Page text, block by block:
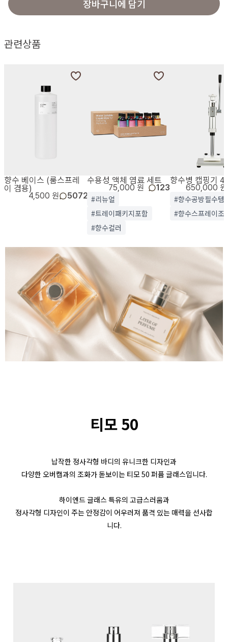
장바구니에 담기
관련상품
향수 베이스 (룸스프레
이 겸용)
4,500 원 5072
수용성 액체 염료 세트
75,000 원 123
#리뉴얼
#트레이패키지포함
#향수컬러
향수병 캡핑기
650,000 원
#향수공방필수템
#향수스프레이조
티모 50
납작한 정사각형 바디의 유니크한 디자인과
다양한 오버캡과의 조화가 돋보이는 티모 50 퍼퓸 글래스입니다.
하이엔드 글래스 특유의 고급스러움과
정사각형 디자인이 주는 안정감이 어우러져 품격 있는 매력을 선사합
니다.